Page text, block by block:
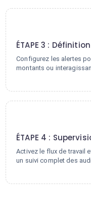
ÉTAPE 3 :
Configurez les alertes
montants ou
ÉTAPE 4 :
Activez le flux de travail
un suivi complet des